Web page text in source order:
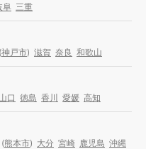
阜 三重
(神戸市) 滋賀 奈良 和歌山
山口 徳島 香川 愛媛 高知
(熊本市) 大分 宮崎 鹿児島 沖縄